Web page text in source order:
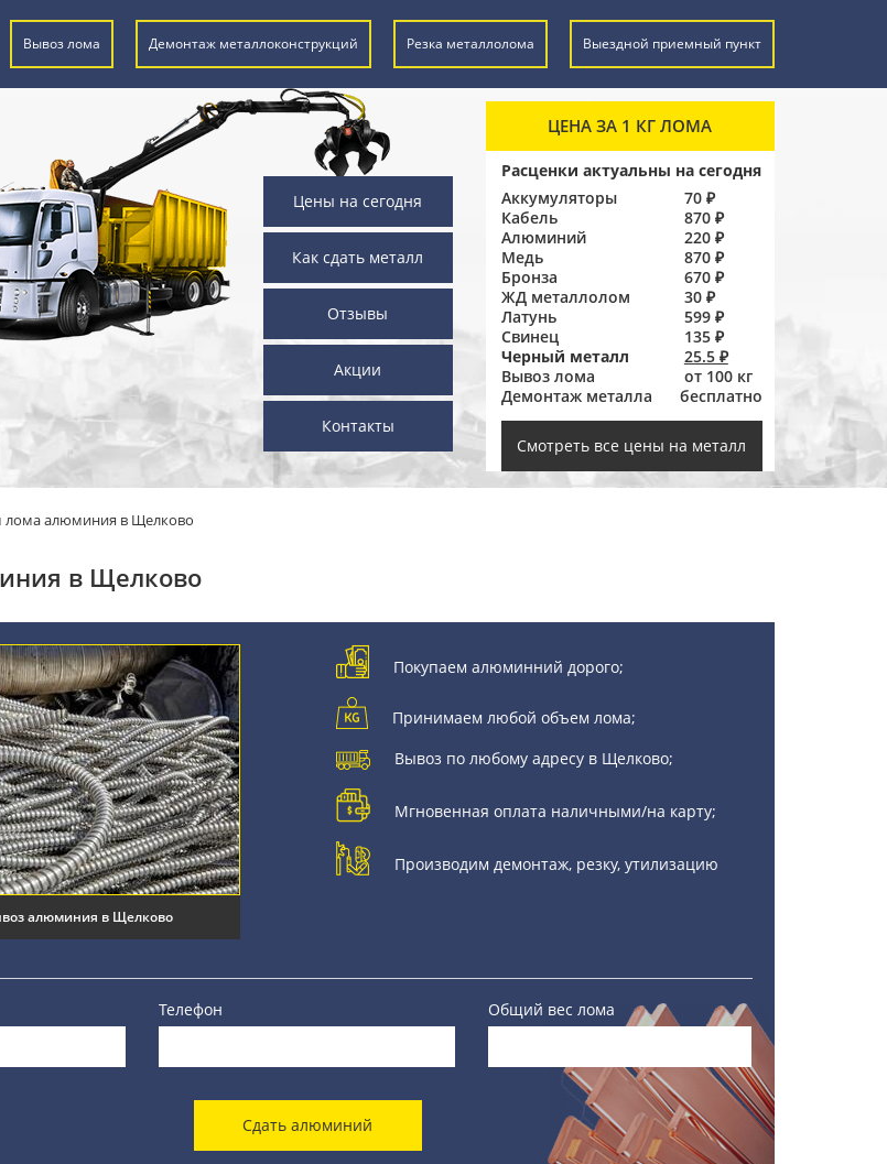
Вывоз лома Демонтаж металлоконструкций Резка металлолома Выездной приемный пункт
ЦЕНА ЗА 1 КГ ЛОМА
Расценки актуальны на сегодня
Аккумуляторы
70 ₽
Кабель
870 ₽
Алюминий
220 ₽
Медь
870 ₽
Бронза
670 ₽
ЖД металлолом
30 ₽
Латунь
599 ₽
Свинец
135 ₽
Черный металл
25.5 ₽
Вывоз лома
от 100 кг
Демонтаж металла
бесплатно
Смотреть все цены на металл
Цены на сегодня
Как сдать металл
Отзывы
Акции
Контакты
лома алюминия в Щелково
в Щелково
алюминия в Щелково
Покупаем алюминний дорого;
Принимаем любой объем лома;
Вывоз по любому адресу в Щелково;
Мгновенная оплата наличными/на карту;
Производим демонтаж, резку, утилизацию
Телефон Общий вес лома
Сдать алюминий